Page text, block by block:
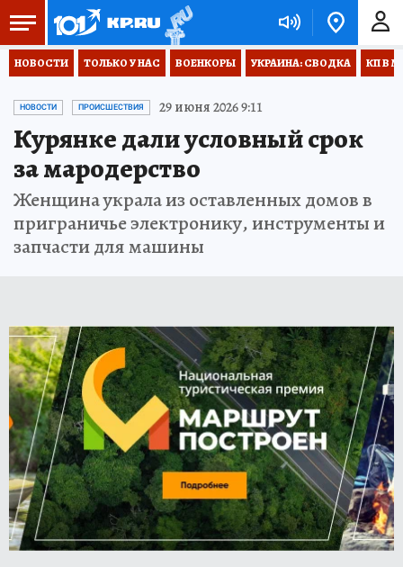
НОВОСТИ ТОЛЬКО У НАС ВОЕНКОРЫ УКРАИНА: СВОДКА КП В
НОВОСТИ ПРОИСШЕСТВИЯ 29 июня 2026 9:11
Курянке дали условный срок
за мародерство
Женщина украла из оставленных домов в
приграничье электронику, инструменты и
запчасти для машины